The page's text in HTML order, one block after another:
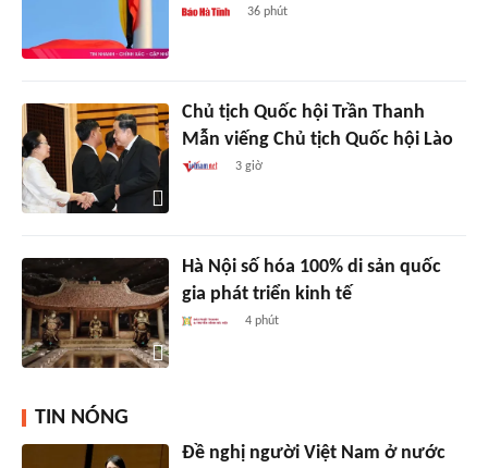
36 phút
Chủ tịch Quốc hội Trần Thanh
Mẫn viếng Chủ tịch Quốc hội Lào
3 giờ
Hà Nội số hóa 100% di sản quốc
gia phát triển kinh tế
4 phút
TIN NÓNG
Đề nghị người Việt Nam ở nước